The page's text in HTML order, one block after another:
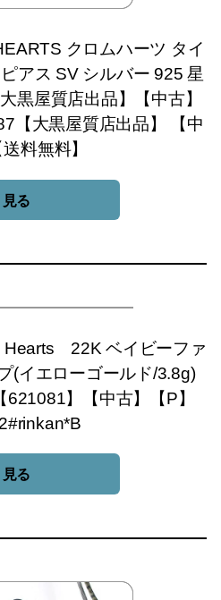
クロムハーツ タイ
アス SV シルバー 925 星
黒屋質店出品】【中古】
【大黒屋質店出品】 【中
料無料】
る
Hearts 22K ベイビーファ
(イエローゴールド/3.8g)
621081】【中古】【P】
る